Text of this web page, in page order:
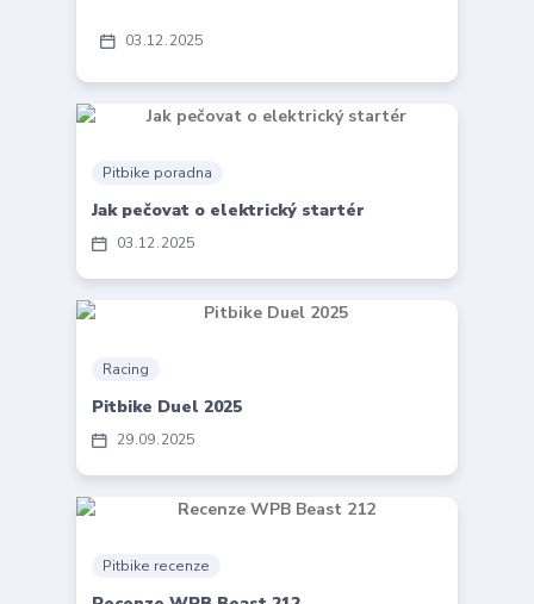
03 12 2025
03 12 2025
Pitbike poradna
Jak pečovat o elektrický startér
29 09 2025
Racing
Pitbike Duel 2025
Pitbike recenze